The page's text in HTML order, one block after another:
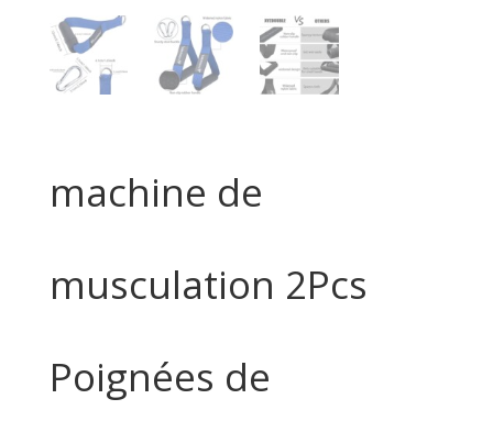
machine de
musculation 2Pcs
Poignées de